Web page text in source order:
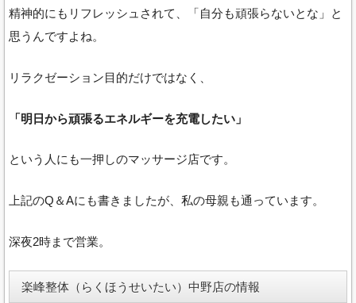
精神的にもリフレッシュされて、「自分も頑張らないとな」と
思うんですよね。
リラクゼーション目的だけではなく、
「明日から頑張るエネルギーを充電したい」
という人にも一押しのマッサージ店です。
上記のQ＆Aにも書きましたが、私の母親も通っています。
深夜2時まで営業。
楽峰整体（らくほうせいたい）中野店の情報